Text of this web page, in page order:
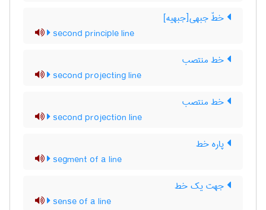
خطّ جبهی[جبهیه]
second principle line
خط منتصب
second projecting line
خط منتصب
second projection line
پاره خط
segment of a line
جهت یک خط
sense of a line